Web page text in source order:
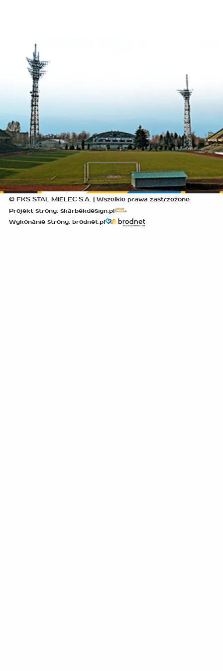
© FKS STAL MIELEC S.A. | Wszelkie prawa zastrzeżone
Projekt strony: skarbekdesign.pl
Wykonanie strony: brodnet.pl